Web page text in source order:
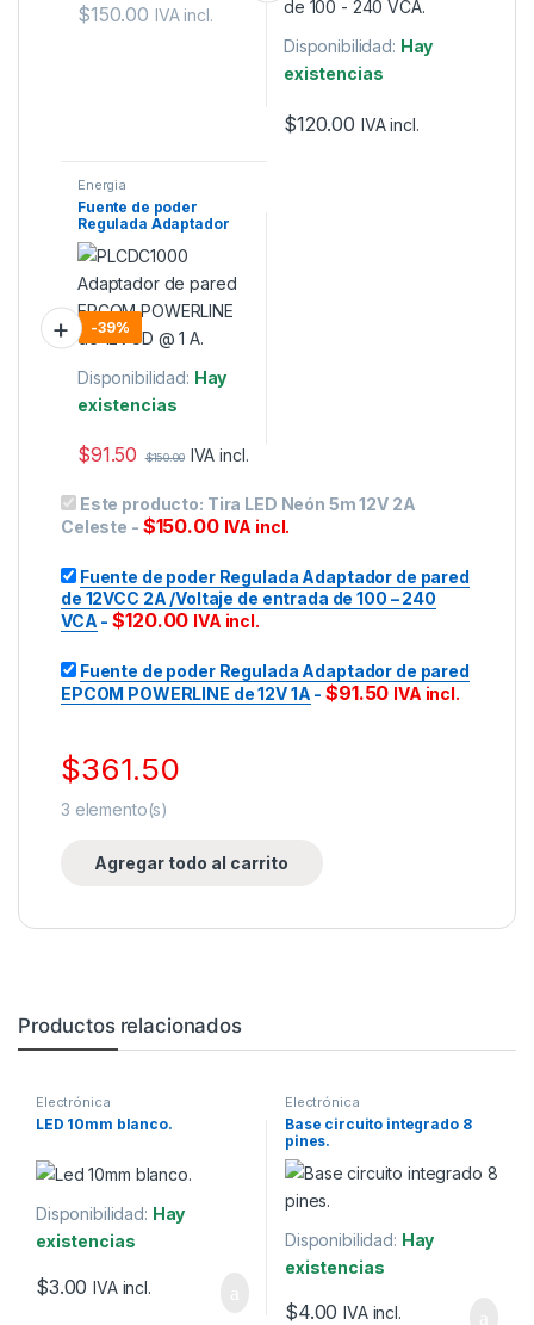
$150.00 IVA incl.
Disponibilidad: Hay
existencias
$120.00 IVA incl.
Energia
Fuente de poder
Regulada Adaptador
de pared EPCOM
POWERLINE de 12V 1A
-39%
Disponibilidad: Hay
existencias
$91.50 $150.00 IVA incl.
Este producto: Tira LED Neón 5m 12V 2A
Celeste - $150.00 IVA incl.
Fuente de poder Regulada Adaptador de pared
de 12VCC 2A /Voltaje de entrada de 100 – 240
VCA -$120.00 IVA incl.
Fuente de poder Regulada Adaptador de pared
EPCOM POWERLINE de 12V 1A -$91.50 IVA incl.
$361.50
3 elemento(s)
Agregar todo al carrito
Productos relacionados
Electrónica
LED 10mm blanco.
Disponibilidad: Hay
existencias
$3.00 IVA incl.
Electrónica
Base circuito integrado 8
pines.
Disponibilidad: Hay
existencias
$4.00 IVA incl.